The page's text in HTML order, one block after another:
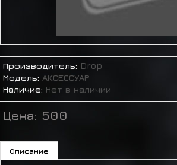
Производитель: Drop
Модель: АКСЕССУАР
Наличие: Нет в наличии
Цена: 500
Описание